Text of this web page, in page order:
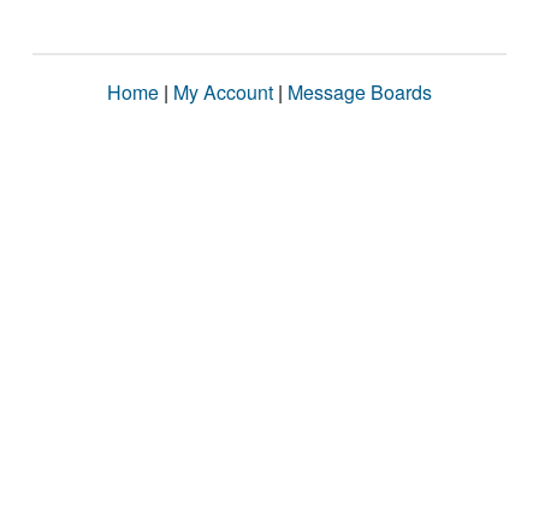
Home | My Account | Message Boards